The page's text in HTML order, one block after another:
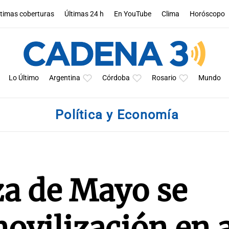
coberturas Últimas 24 h En YouTube Clima Horóscopo
Lo Último Argentina Córdoba Rosario Mundo
Política y Economía
de Mayo se